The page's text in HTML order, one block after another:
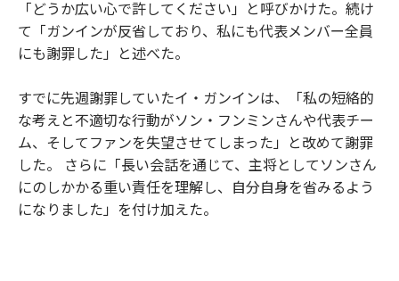
「どうか広い心で許してください」と呼びかけた。続け
て「ガンインが反省しており、私にも代表メンバー全員
にも謝罪した」と述べた。
すでに先週謝罪していたイ・ガンインは、「私の短絡的
な考えと不適切な行動がソン・フンミンさんや代表チー
ム、そしてファンを失望させてしまった」と改めて謝罪
した。 さらに「長い会話を通じて、主将としてソンさん
にのしかかる重い責任を理解し、自分自身を省みるよう
になりました」を付け加えた。